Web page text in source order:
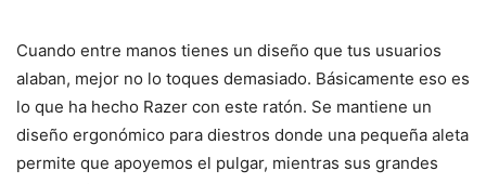
Cuando entre manos tienes un diseño que tus usuarios
alaban, mejor no lo toques demasiado. Básicamente eso es
lo que ha hecho Razer con este ratón. Se mantiene un
diseño ergonómico para diestros donde una pequeña aleta
permite que apoyemos el pulgar, mientras sus grandes